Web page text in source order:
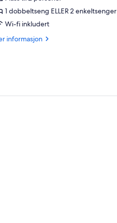
1 dobbeltseng ELLER 2 enkeltsenger
Wi-fi inkludert
informasjon